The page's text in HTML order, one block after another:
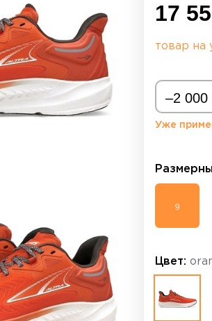
17
товар на
–2 000
Уже
9
Цвет: